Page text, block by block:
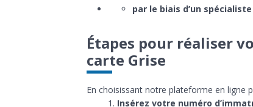
par le biais d’un
Étapes pour réaliser
carte Grise
En choisissant notre plateforme en ligne
Insérez votre numéro